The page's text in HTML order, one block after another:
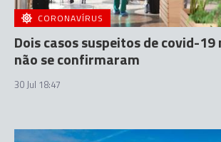
CORONAVÍRUS
Dois casos suspeitos de covid-
não se confirmaram
30 Jul 18:47